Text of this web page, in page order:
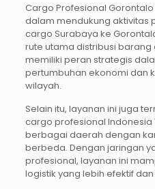
Cargo Profesional
dalam mendukung aktivitas
cargo Surabaya ke
rute utama distribusi barang
memiliki peran strategis
pertumbuhan ekonomi dan
wilayah.
Selain itu, layanan ini juga
cargo profesional Indonesia
berbagai daerah dengan
berbeda. Dengan jaringan
profesional, layanan ini
logistik yang lebih efektif